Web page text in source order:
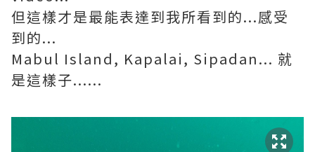
但這樣才是最能表達到我所看到的...感受
到的...
Mabul Island, Kapalai, Sipadan... 就
是這樣子......